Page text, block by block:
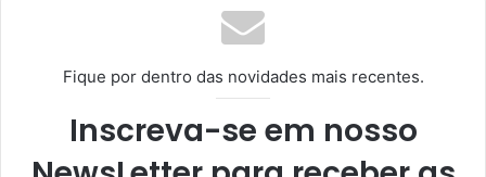
m
Fique por dentro das novidades mais recentes.
Inscreva-se em nosso